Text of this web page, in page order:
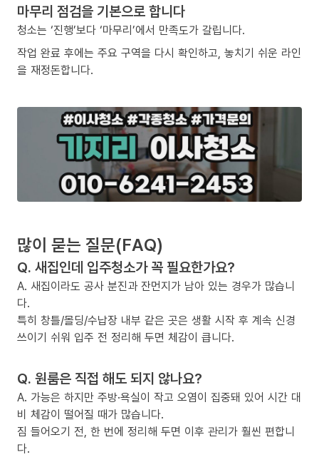
마무리 점검을 기본으로 합니다
청소는 ‘진행’보다 ‘마무리’에서 만족도가 갈립니다.
작업 완료 후에는 주요 구역을 다시 확인하고, 놓치기 쉬운 라인
을 재정돈합니다.
많이 묻는 질문(FAQ)
Q. 새집인데 입주청소가 꼭 필요한가요?
A. 새집이라도 공사 분진과 잔먼지가 남아 있는 경우가 많습니
다.
특히 창틀/몰딩/수납장 내부 같은 곳은 생활 시작 후 계속 신경
쓰이기 쉬워 입주 전 정리해 두면 체감이 큽니다.
Q. 원룸은 직접 해도 되지 않나요?
A. 가능은 하지만 주방·욕실이 작고 오염이 집중돼 있어 시간 대
비 체감이 떨어질 때가 많습니다.
짐 들어오기 전, 한 번에 정리해 두면 이후 관리가 훨씬 편합니
다.